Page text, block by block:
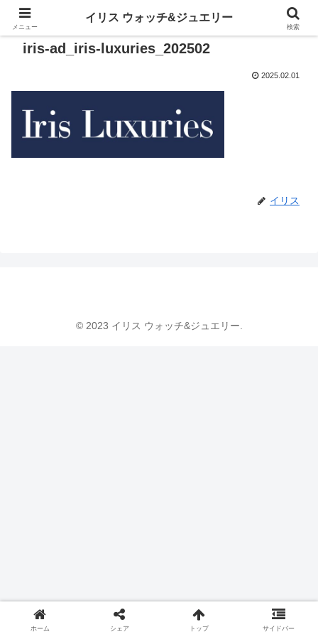
iris-ad_iris-luxuries_202502
2025.02.01
イリス
© 2023 イリス ウォッチ&ジュエリー.
メニュー
イリス ウォッチ&ジュエリー
検索
ホーム シェア トップ サイドバー